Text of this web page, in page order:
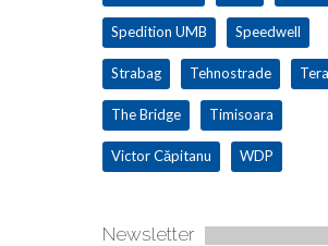
Spedition UMB Speedwell
Strabag Tehnostrade
The Bridge Timisoara
Victor Căpitanu WDP
Newsletter